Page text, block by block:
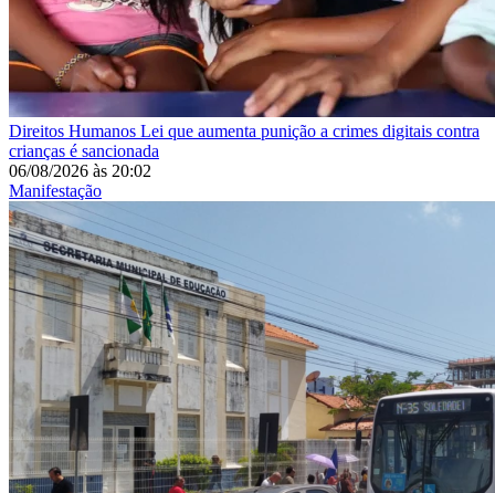
Direitos Humanos Lei que aumenta punição a crimes digitais contra
crianças é sancionada
06/08/2026 às 20:02
Manifestação